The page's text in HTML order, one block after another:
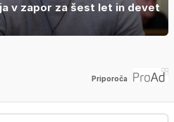
v zapor za šest let in devet
Priporoča